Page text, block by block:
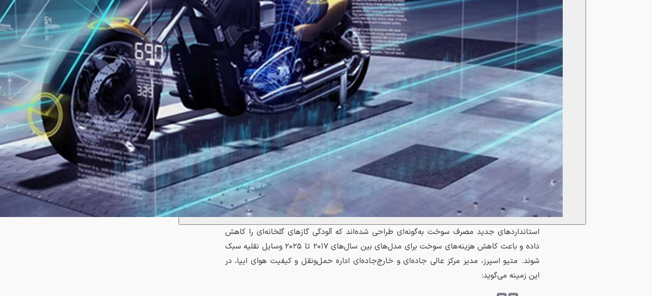
استانداردهای جدید مصرف سوخت به‌گونه‌ای طراحی شده‌اند که آلودگی گازهای گلخانه‌ای را کاهش
داده و باعث کاهش هزینه‌های سوخت برای مدل‌های بین سال‌های ۲۰۱۷ تا ۲۰۲۵ وسایل نقلیه سبک
شوند. متیو اسپرز، مدیر مرکز عالی جاده‌ای و خارج‌جاده‌ای اداره حمل‌ونقل و کیفیت هوای ایپا، در
این زمینه می‌گوید: